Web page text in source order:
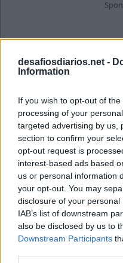
desafiosdiarios.net -
Information
If you wish to opt-out of
processing of your
targeted advertising by us,
section to confirm your
opt-out request is
interest-based ads based
us or personal information
your opt-out. You may
disclosure of your
IAB’s list of downstream
also be disclosed by us to
Downstream Participants